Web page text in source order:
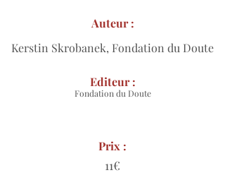
Kerstin Skrobanek, Fondation du Doute
Auteur :
Fondation du Doute
Editeur :
Prix :
11€